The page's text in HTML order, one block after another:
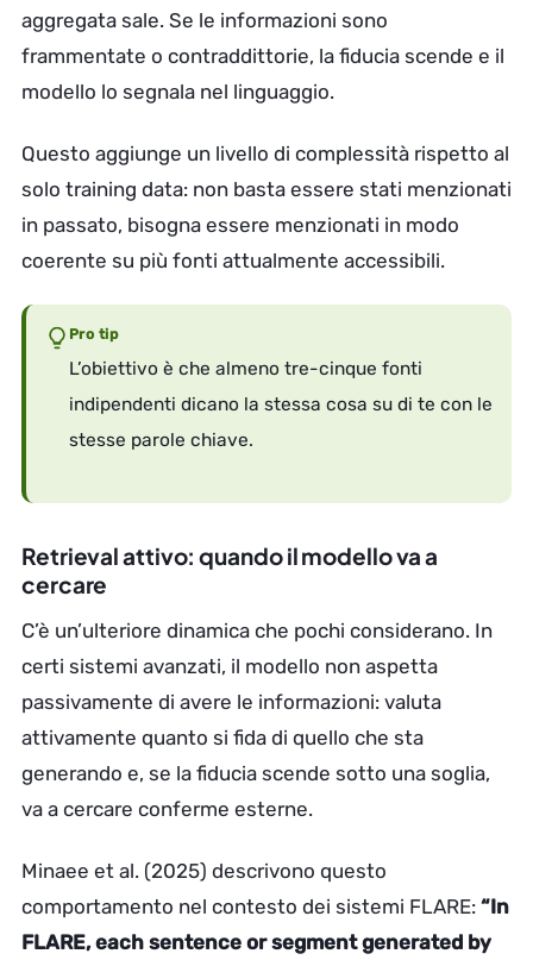
aggregata sale. Se le informazioni sono
frammentate o contraddittorie, la fiducia scende e il
modello lo segnala nel linguaggio.
Questo aggiunge un livello di complessità rispetto al
solo training data: non basta essere stati menzionati
in passato, bisogna essere menzionati in modo
coerente su più fonti attualmente accessibili.
Pro tip
L’obiettivo è che almeno tre-cinque fonti
indipendenti dicano la stessa cosa su di te con le
stesse parole chiave.
Retrieval attivo: quando il modello va a
cercare
C’è un’ulteriore dinamica che pochi considerano. In
certi sistemi avanzati, il modello non aspetta
passivamente di avere le informazioni: valuta
attivamente quanto si fida di quello che sta
generando e, se la fiducia scende sotto una soglia,
va a cercare conferme esterne.
Minaee et al. (2025) descrivono questo
comportamento nel contesto dei sistemi FLARE: “In
FLARE, each sentence or segment generated by